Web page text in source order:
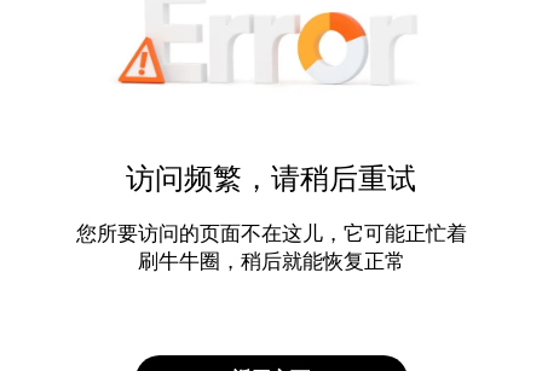
访问频繁，请稍后重试
您所要访问的页面不在这儿，它可能正忙着
刷牛牛圈，稍后就能恢复正常